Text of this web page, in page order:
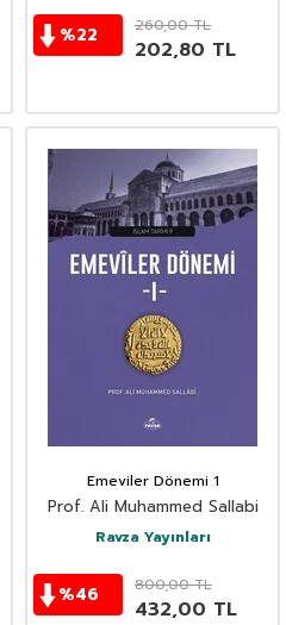
%22 260,00TL
202,80 TL
Emeviler Dönemi 1
Prof. Ali Muhammed Sallabi
Ravza Yayınları
%46 800,00TL
432,00 TL